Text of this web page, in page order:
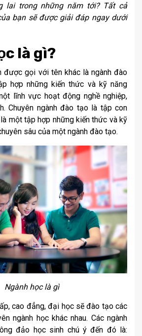
lai trong những năm tới? Tất cả
bạn sẽ được giải đáp ngay dưới
là gì?
được gọi với tên khác là ngành đào
hợp những kiến thức và kỹ năng
lĩnh vực hoạt động nghề nghiệp,
Chuyên ngành đào tạo là tập con
một tập hợp những kiến thức và kỹ
sâu của một ngành đào tạo.
Ngành học là gì
cao đẳng, đại học sẽ đào tạo các
ngành học khác nhau. Các ngành
đảo học sinh chú ý đến đó là: